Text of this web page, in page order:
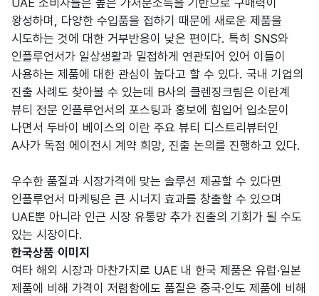
UAE 소비자들은 높은 가처분소득을 기반으로 구매력이
왕성하며, 다양한 수입품을 접하기 때문에 새로운 제품을
시도하는 것에 대한 거부반응이 낮은 편이다. 특히 SNS와
인플루언서가 일상생활과 밀접하게 연관되어 있어 이들이
사용하는 제품에 대한 관심이 높다고 할 수 있다. 국내 기업의
진출 사례도 찾아볼 수 있는데 B사의 클렌징크림은 이란계
뷰티 전문 인플루언서의 포스팅과 홍보에 힘입어 입소문이
나면서 두바이 베이스의 이란 주요 뷰티 디스트리뷰터인
A사가 독점 에이전시 계약 희망, 진출 논의를 진행하고 있다.
우수한 품질과 시장가격에 맞는 솔루션 제공할 수 있다면
인플루언서 마케팅은 큰 시너지 효과를 창출할 수 있으며
UAE뿐 아니라 인근 시장 유통망 추가 진출의 기회가 될 수도
있는 시장이다.
한국상품 이미지
여타 해외 시장과 마찬가지로 UAE 내 한국 제품은 유럽·일본
제품에 비해 가격이 저렴함에도 품질은 중국·인도 제품에 비해